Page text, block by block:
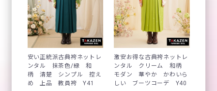
安い正統派古典袴ネットレ
ンタル 抹茶色/緑 和
柄 清楚 シンプル 控え
め 上品 教員袴 Y41
激安お得な古典袴ネットレ
ンタル クリーム 和柄
モダン 華やか かわいら
しい ブーツコーデ Y40